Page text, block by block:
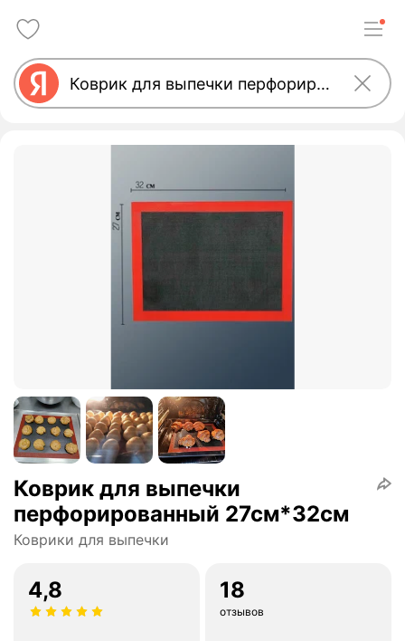
Коврик для выпечки
перфорированный 27см*32см
Коврики для выпечки
4,8 18
отзывов